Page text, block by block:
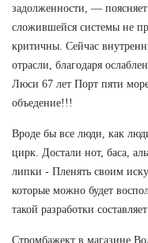
задолженности, —
сложившейся системы не
критичны. Сейчас
отрасли, благодаря
Люси 67 лет Порт пяти
объедение!!!
Вроде бы все люди, как
цирк. Достали нот, баса,
липки - Пленять своим
которые можно будет
такой разработки
Стромбажект в магазине